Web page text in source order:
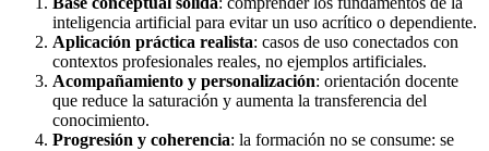
inteligencia artificial para evitar un uso acrítico o dependiente.
Aplicación práctica realista: casos de uso conectados con
contextos profesionales reales, no ejemplos artificiales.
Acompañamiento y personalización: orientación docente
que reduce la saturación y aumenta la transferencia del
conocimiento.
Progresión y coherencia: la formación no se consume: se